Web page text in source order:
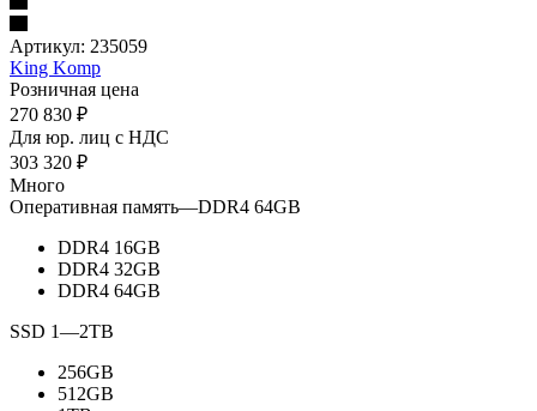
Артикул: 235059
King Komp
Розничная цена
270 830 ₽
Для юр. лиц c НДС
303 320 ₽
Много
Оперативная память—DDR4 64GB
DDR4 16GB
DDR4 32GB
DDR4 64GB
SSD 1—2TB
256GB
512GB